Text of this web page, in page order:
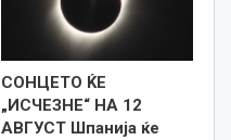
СОНЦЕТО ЌЕ
„ИСЧЕЗНЕ“ НА 12
АВГУСТ Шпанија ќе